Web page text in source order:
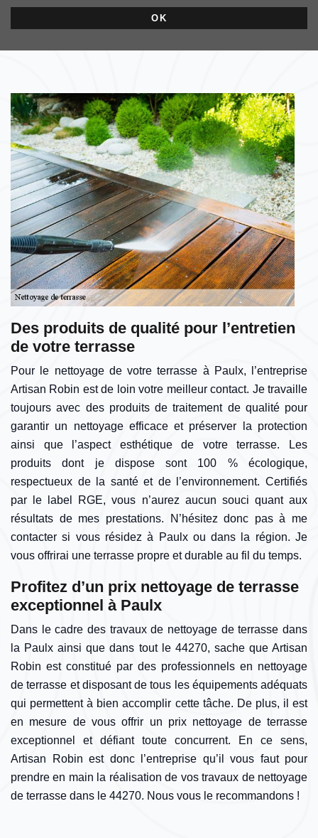
Des produits de qualité pour l’entretien
de votre terrasse
Pour le nettoyage de votre terrasse à Paulx, l’entreprise
Artisan Robin est de loin votre meilleur contact. Je travaille
toujours avec des produits de traitement de qualité pour
garantir un nettoyage efficace et préserver la protection
ainsi que l’aspect esthétique de votre terrasse. Les
produits dont je dispose sont 100 % écologique,
respectueux de la santé et de l’environnement. Certifiés
par le label RGE, vous n’aurez aucun souci quant aux
résultats de mes prestations. N’hésitez donc pas à me
contacter si vous résidez à Paulx ou dans la région. Je
vous offrirai une terrasse propre et durable au fil du temps.
Profitez d’un prix nettoyage de terrasse
exceptionnel à Paulx
Dans le cadre des travaux de nettoyage de terrasse dans
la Paulx ainsi que dans tout le 44270, sache que Artisan
Robin est constitué par des professionnels en nettoyage
de terrasse et disposant de tous les équipements adéquats
qui permettent à bien accomplir cette tâche. De plus, il est
en mesure de vous offrir un prix nettoyage de terrasse
exceptionnel et défiant toute concurrent. En ce sens,
Artisan Robin est donc l’entreprise qu’il vous faut pour
prendre en main la réalisation de vos travaux de nettoyage
de terrasse dans le 44270. Nous vous le recommandons !